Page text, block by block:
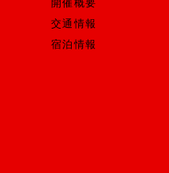
開催概要
交通情報
宿泊情報